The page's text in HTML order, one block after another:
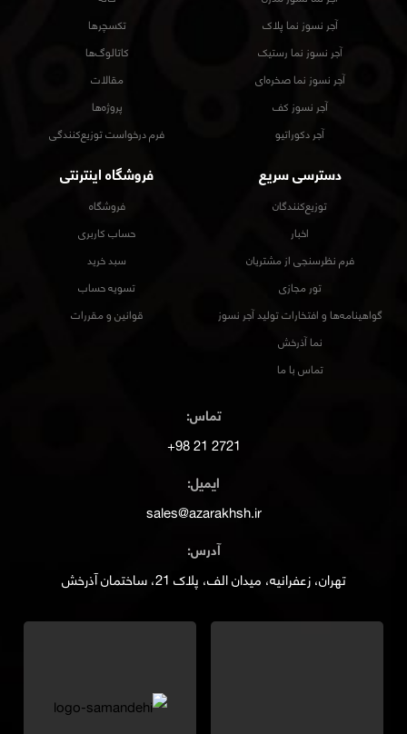
آجر نسوز نما پلاک
آجر نسوز نما رستیک
آجر نسوز نما صخره‌ای
آجر نسوز کف
آجر دکوراتیو
تکسچرها
کاتالوگ‌ها
مقالات
پروژه‌ها
فرم درخواست توزیع‌کنندگی
دسترسی سریع
توزیع‌کنندگان
اخبار
فرم نظرسنجی از مشتریان
تور مجازی
گواهینامه‌ها و افتخارات تولید آجر نسوز
نما آذرخش
تماس با ما
فروشگاه اینترنتی
فروشگاه
حساب کاربری
سبد خرید
تسویه حساب
قوانین و مقررات
تماس:
2721 21 98+
ایمیل:
sales@azarakhsh.ir
آدرس:
تهران، زعفرانیه، میدان الف، پلاک 21، ساختمان آذرخش